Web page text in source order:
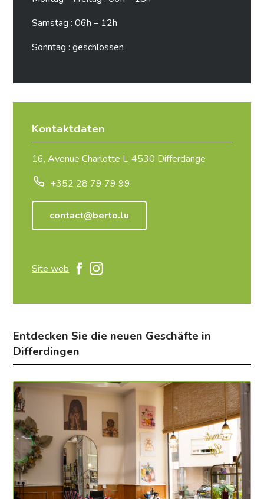
Samstag : 06h – 12h
Sonntag : geschlossen
Kontaktdaten
16, Avenue Charlotte L-4530 Differdange
+352 28 79 79 99
contact@berto.lu
Site web
Entdecken Sie die neuen Geschäfte in
Differdingen